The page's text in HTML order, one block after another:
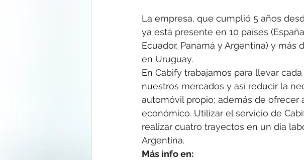
La empresa, que cumplió 5 años
ya está presente en 10 países
Ecuador, Panamá y Argentina) y
en Uruguay.
En Cabify trabajamos para llevar
nuestros mercados y así reducir la
automóvil propio; además de
económico. Utilizar el servicio de
realizar cuatro trayectos en un día
Argentina.
Más info en: